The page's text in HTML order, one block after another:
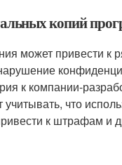
копий
может привести к
к компании-
что
к штрафам и